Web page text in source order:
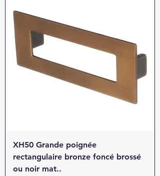
XH50 Grande poignée
rectangulaire bronze foncé brossé
ou noir mat..